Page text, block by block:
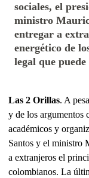
sociales, el
ministro
entregar a
energético de
legal que
Las 2 Orillas. A
y de los argumentos
académicos y
Santos y el ministro
a extranjeros el
colombianos. La